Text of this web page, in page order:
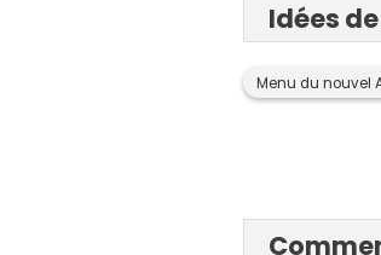
Idées
Menu du nouvel